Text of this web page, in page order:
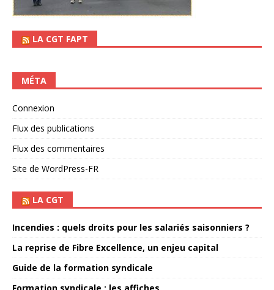
LA CGT FAPT
MÉTA
Connexion
Flux des publications
Flux des commentaires
Site de WordPress-FR
LA CGT
Incendies : quels droits pour les salariés saisonniers ?
La reprise de Fibre Excellence, un enjeu capital
Guide de la formation syndicale